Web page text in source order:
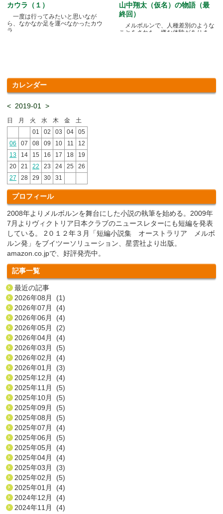
カウラ（１）
一度は行ってみたいと思いなが
ら、なかなか足を運べなかったカウ
ラ.....
山中翔太（仮名）の物語（最
終回）
メルボルンで、人種差別のような
ことをされた、嫌な体験がありま
カレンダー
< 2019-01 >
日 月 火 水 木 金
土
01
02 03 04
05
06
07 08 09 10 11
12
13
14 15 16 17 18
19
20
21 22 23 24 25
26
27
28 29 30 31
プロフィール
2008年よりメルボルンを舞台にした小説の執筆を始める。2009年
7月よりヴィクトリア日本クラブのニュースレターにも短編を発表
している。 2０１２年３月「短編小説集 オーストラリア メルボ
ルン発」をブイツーソリューション、星雲社より出版。
amazon.co.jpで、好評発売中。
記事一覧
最近の記事
2026年08月 (1)
2026年07月 (4)
2026年06月 (4)
2026年05月 (2)
2026年04月 (4)
2026年03月 (5)
2026年02月 (4)
2026年01月 (3)
2025年12月 (4)
2025年11月 (5)
2025年10月 (5)
2025年09月 (5)
2025年08月 (5)
2025年07月 (4)
2025年06月 (5)
2025年05月 (4)
2025年04月 (4)
2025年03月 (3)
2025年02月 (5)
2025年01月 (4)
2024年12月 (4)
2024年11月 (4)